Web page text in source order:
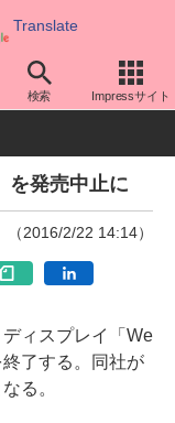
Translate
検索 Impressサイト
を発売中止に
（2016/2/22 14:14）
ィスプレイ「We
了する。同社が
る。